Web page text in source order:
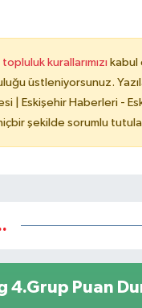
topluluk kurallarımızı kabul
üstleniyorsunuz.
| Eskişehir Haberleri -
şekilde sorumlu
4.Grup Puan